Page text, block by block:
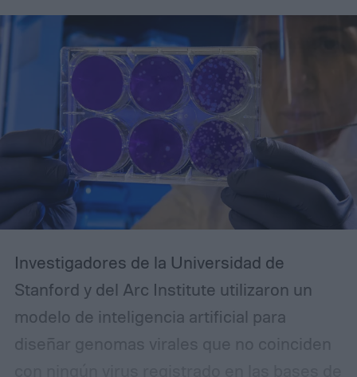
Investigadores de la Universidad de
Stanford y del Arc Institute utilizaron un
modelo de inteligencia artificial para
diseñar genomas virales que no coinciden